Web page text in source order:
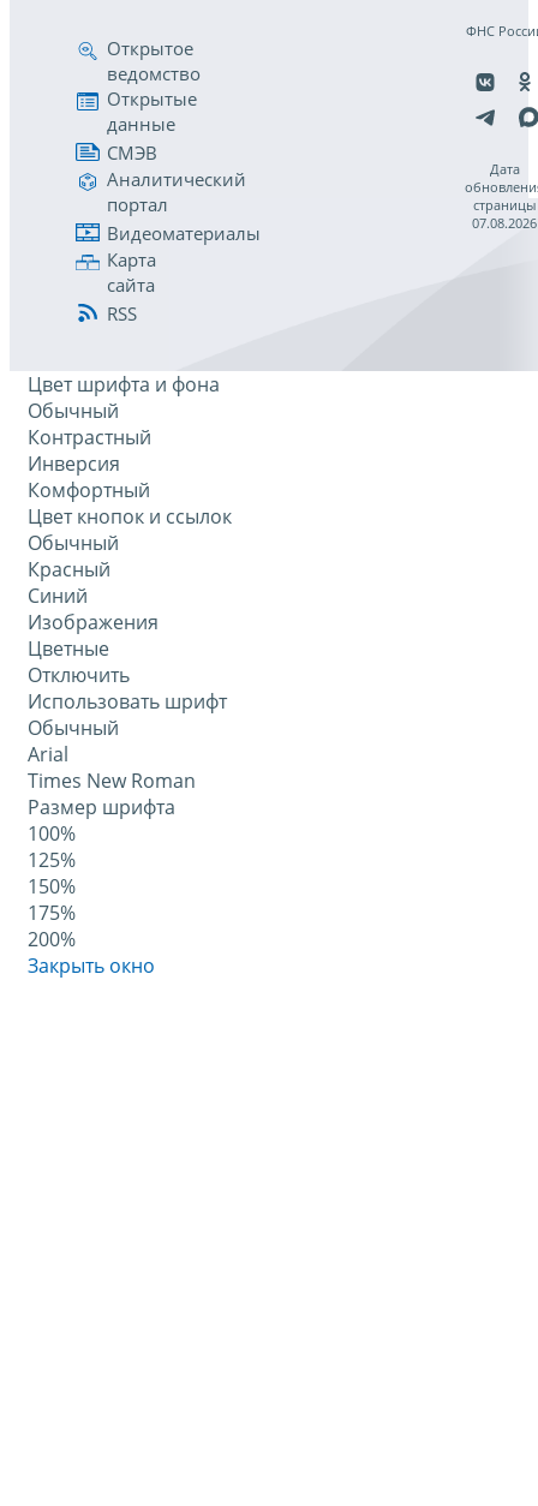
Открытое
ведомство
Открытые
данные
СМЭВ
Аналитический
портал
Видеоматериалы
Карта
сайта
RSS
ФНС
Дата
страницы
07.08.2026
Цвет шрифта и фона
Обычный
Контрастный
Инверсия
Комфортный
Цвет кнопок и ссылок
Обычный
Красный
Синий
Изображения
Цветные
Отключить
Использовать шрифт
Обычный
Arial
Times New Roman
Размер шрифта
100%
125%
150%
175%
200%
Закрыть окно